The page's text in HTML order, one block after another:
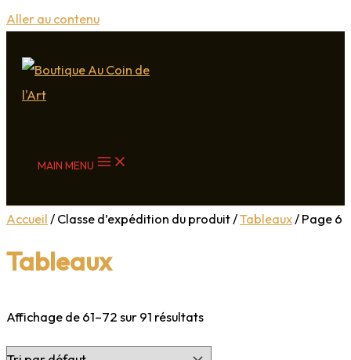
Aller au contenu
MAIN MENU
Accueil / Classe d’expédition du produit /Tableaux/ Page 6
Tableaux
Affichage de 61–72 sur 91 résultats